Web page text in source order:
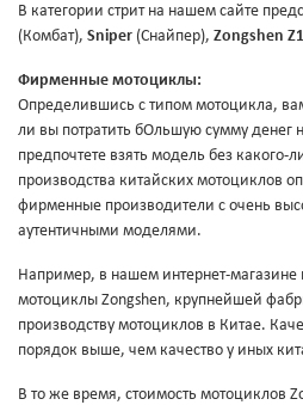
В категории стрит на нашем сайте
(Комбат), Sniper (Снайпер), Zongshen
Фирменные мотоциклы:
Определившись с типом мотоцикла,
ли вы потратить бОльшую сумму
предпочтете взять модель без какого-
производства китайских мотоциклов
фирменные производители с очень
аутентичными моделями.
Например, в нашем интернет-
мотоциклы Zongshen, крупнейшей
производству мотоциклов в Китае.
порядок выше, чем качество у иных
В то же время, стоимость мотоциклов